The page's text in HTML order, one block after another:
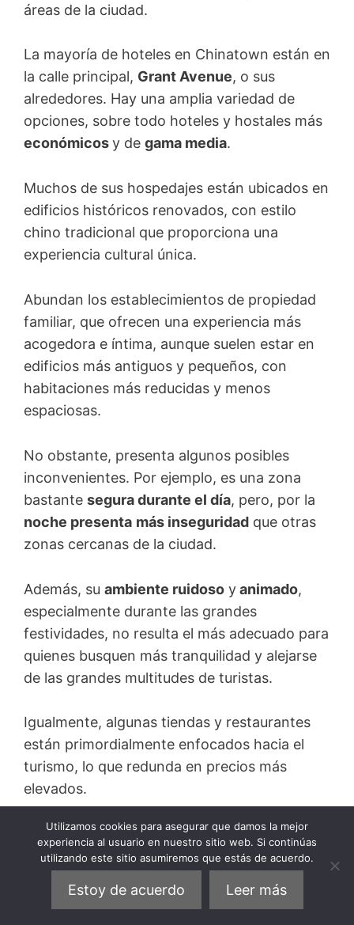
áreas de la ciudad.
La mayoría de hoteles en Chinatown están en
la calle principal, Grant Avenue, o sus
alrededores. Hay una amplia variedad de
opciones, sobre todo hoteles y hostales más
económicosy de gama media.
Muchos de sus hospedajes están ubicados en
edificios históricos renovados, con estilo
chino tradicional que proporciona una
experiencia cultural única.
Abundan los establecimientos de propiedad
familiar, que ofrecen una experiencia más
acogedora e íntima, aunque suelen estar en
edificios más antiguos y pequeños, con
habitaciones más reducidas y menos
espaciosas.
No obstante, presenta algunos posibles
inconvenientes. Por ejemplo, es una zona
bastante segura durante el día, pero, por la
noche presenta más inseguridad que otras
zonas cercanas de la ciudad.
Además, su ambiente ruidoso yanimado,
especialmente durante las grandes
festividades, no resulta el más adecuado para
quienes busquen más tranquilidad y alejarse
de las grandes multitudes de turistas.
Igualmente, algunas tiendas y restaurantes
están primordialmente enfocados hacia el
turismo, lo que redunda en precios más
elevados.
HOTELES RECOMENDADOS EN CHINATOWN
(€€)Stanford Court San Francisco
Utilizamos cookies para asegurar que damos la mejor
experiencia al usuario en nuestro sitio web. Si continúas
utilizando este sitio asumiremos que estás de acuerdo.
Estoy de acuerdo Leer más